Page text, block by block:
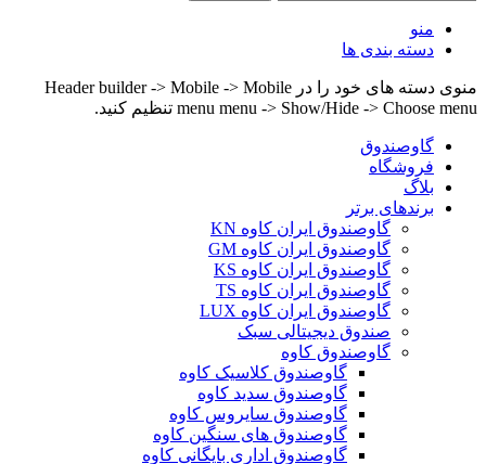
منو
دسته بندی ها
منوی دسته های خود را در Header builder -> Mobile -> Mobile
menu menu -> Show/Hide -> Choose menu تنظیم کنید.
گاوصندوق
فروشگاه
بلاگ
برندهای برتر
گاوصندوق ایران کاوه KN
گاوصندوق ایران کاوه GM
گاوصندوق ایران کاوه KS
گاوصندوق ایران کاوه TS
گاوصندوق ایران کاوه LUX
صندوق دیجیتالی سبک
گاوصندوق کاوه
گاوصندوق کلاسیک کاوه
گاوصندوق سدید کاوه
گاوصندوق سایروس کاوه
گاوصندوق های سنگین کاوه
گاوصندوق اداری بایگانی کاوه